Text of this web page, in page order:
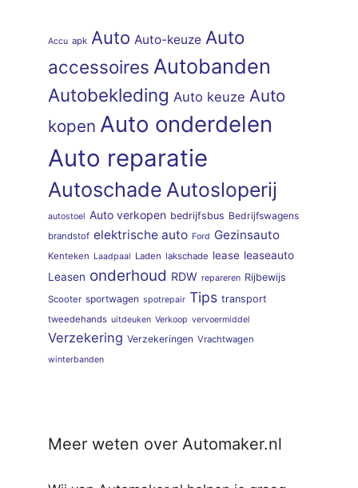
Accu apk Auto Auto-keuze Auto
accessoires Autobanden
Autobekleding Auto keuze Auto
kopen Auto onderdelen
Auto reparatie
Autoschade Autosloperij
autostoel Auto verkopen bedrijfsbus Bedrijfswagens
brandstof elektrische auto Ford Gezinsauto
Kenteken Laadpaal Laden lakschade lease leaseauto
Leasen onderhoud RDW repareren Rijbewijs
Scooter sportwagen spotrepair Tips transport
tweedehands uitdeuken Verkoop vervoermiddel
Verzekering Verzekeringen Vrachtwagen
winterbanden
Meer weten over Automaker.nl